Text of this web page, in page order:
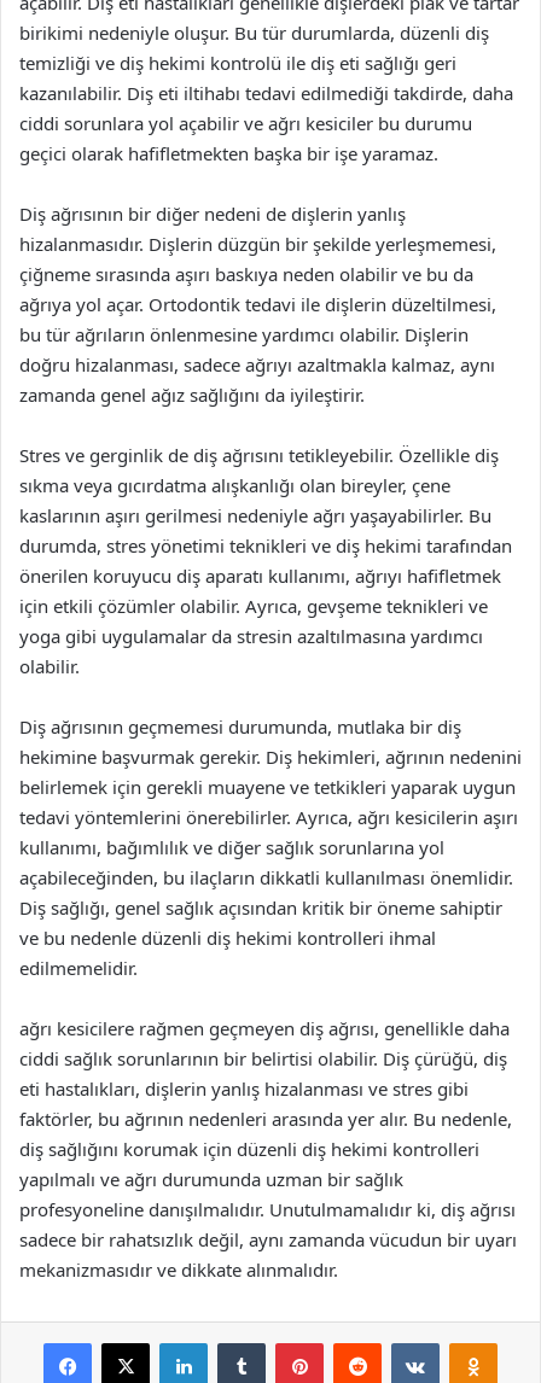
birikimi nedeniyle oluşur. Bu tür durumlarda, düzenli diş
temizliği ve diş hekimi kontrolü ile diş eti sağlığı geri
kazanılabilir. Diş eti iltihabı tedavi edilmediği takdirde, daha
ciddi sorunlara yol açabilir ve ağrı kesiciler bu durumu
geçici olarak hafifletmekten başka bir işe yaramaz.
Diş ağrısının bir diğer nedeni de dişlerin yanlış
hizalanmasıdır. Dişlerin düzgün bir şekilde yerleşmemesi,
çiğneme sırasında aşırı baskıya neden olabilir ve bu da
ağrıya yol açar. Ortodontik tedavi ile dişlerin düzeltilmesi,
bu tür ağrıların önlenmesine yardımcı olabilir. Dişlerin
doğru hizalanması, sadece ağrıyı azaltmakla kalmaz, aynı
zamanda genel ağız sağlığını da iyileştirir.
Stres ve gerginlik de diş ağrısını tetikleyebilir. Özellikle diş
sıkma veya gıcırdatma alışkanlığı olan bireyler, çene
kaslarının aşırı gerilmesi nedeniyle ağrı yaşayabilirler. Bu
durumda, stres yönetimi teknikleri ve diş hekimi tarafından
önerilen koruyucu diş aparatı kullanımı, ağrıyı hafifletmek
için etkili çözümler olabilir. Ayrıca, gevşeme teknikleri ve
yoga gibi uygulamalar da stresin azaltılmasına yardımcı
olabilir.
Diş ağrısının geçmemesi durumunda, mutlaka bir diş
hekimine başvurmak gerekir. Diş hekimleri, ağrının nedenini
belirlemek için gerekli muayene ve tetkikleri yaparak uygun
tedavi yöntemlerini önerebilirler. Ayrıca, ağrı kesicilerin aşırı
kullanımı, bağımlılık ve diğer sağlık sorunlarına yol
açabileceğinden, bu ilaçların dikkatli kullanılması önemlidir.
Diş sağlığı, genel sağlık açısından kritik bir öneme sahiptir
ve bu nedenle düzenli diş hekimi kontrolleri ihmal
edilmemelidir.
ağrı kesicilere rağmen geçmeyen diş ağrısı, genellikle daha
ciddi sağlık sorunlarının bir belirtisi olabilir. Diş çürüğü, diş
eti hastalıkları, dişlerin yanlış hizalanması ve stres gibi
faktörler, bu ağrının nedenleri arasında yer alır. Bu nedenle,
diş sağlığını korumak için düzenli diş hekimi kontrolleri
yapılmalı ve ağrı durumunda uzman bir sağlık
profesyoneline danışılmalıdır. Unutulmamalıdır ki, diş ağrısı
sadece bir rahatsızlık değil, aynı zamanda vücudun bir uyarı
mekanizmasıdır ve dikkate alınmalıdır.
Facebook
X LinkedInTumblr PinterestReddit VKontakte